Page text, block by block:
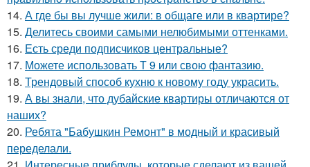
14. А где бы вы лучше жили: в общаге или в квартире?
15. Делитесь своими самыми нелюбимыми оттенками.
16. Есть среди подписчиков центральные?
17. Можете использовать Т 9 или свою фантазию.
18. Трендовый способ кухню к новому году украсить.
19. А вы знали, что дубайские квартиры отличаются от
наших?
20. Ребята "Бабушкин Ремонт" в модный и красивый
переделали.